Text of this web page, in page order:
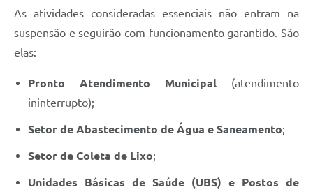
As atividades consideradas essenciais não entram na
suspensão e seguirão com funcionamento garantido. São
elas:
Pronto Atendimento Municipal (atendimento
ininterrupto);
Setor de Abastecimento de Água e Saneamento;
Setor de Coleta de Lixo;
Unidades Básicas de Saúde (UBS) e Postos de